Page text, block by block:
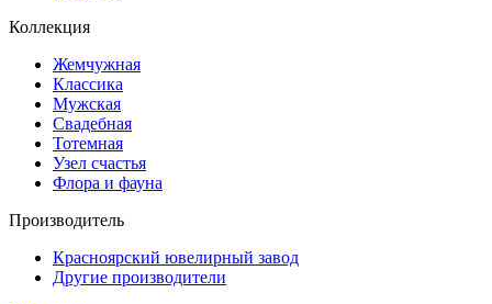
Коллекция
Жемчужная
Классика
Мужская
Свадебная
Тотемная
Узел счастья
Флора и фауна
Производитель
Красноярский ювелирный завод
Другие производители